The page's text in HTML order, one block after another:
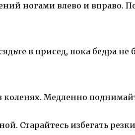
ногами влево и
в присед, пока бедра не
Медленно
Старайтесь избегать